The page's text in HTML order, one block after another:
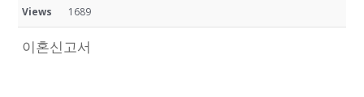
Views 1689
이혼신고서